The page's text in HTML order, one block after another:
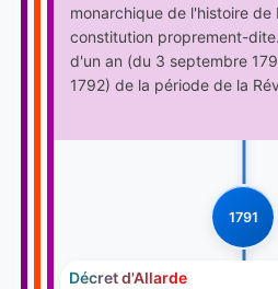
monarchique de l'histoire de
constitution proprement-
d'un an (du 3 septembre
1792) de la période de la
1791
Décret d'Allarde